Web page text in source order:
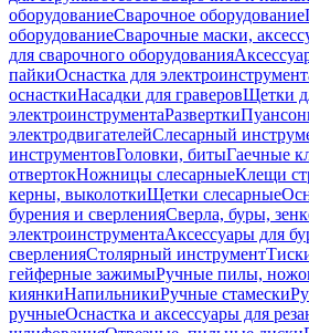
оборудованиеСварочное оборудование
оборудованиеСварочные маски,
для сварочного оборудования
пайкиОснастка для
оснасткиНасадки для граверовЩетки
электроинструментаРазвертки
электродвигателейСлесарный
инструментовГоловки, битыГаечные
отвертокНожницы слесарныеКлещи
керны, выколоткиЩетки слесарные
бурения и сверленияСверла, буры,
электроинструментаАксессуары для
сверленияСтолярный инструмент
гейферные зажимыРучные пилы,
киянкиНапильникиРучные стамески
ручныеОснастка и аксессуары для